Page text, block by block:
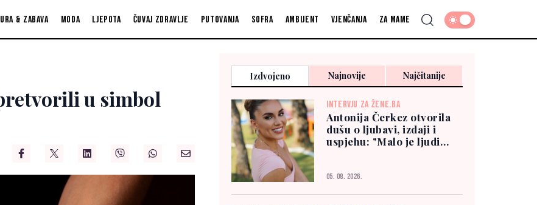
& zabava Moda Ljepota Čuvaj zdravlje Putovanja Sofra Ambijent Vjenčanja Za mame
u simbol
Izdvojeno Najnovije Najčitanije
INTERVJU ZA ŽENE.BA
Antonija Čerkez otvorila
dušu o ljubavi, izdaji i
uspjehu: "Malo je ljudi
05. 08. 2026.